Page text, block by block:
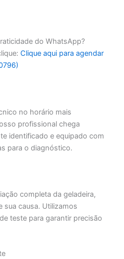
do WhatsApp?
Clique aqui para agendar
no horário mais
profissional chega
identificado e equipado com
para o diagnóstico.
completa da geladeira,
sua causa. Utilizamos
teste para garantir precisão